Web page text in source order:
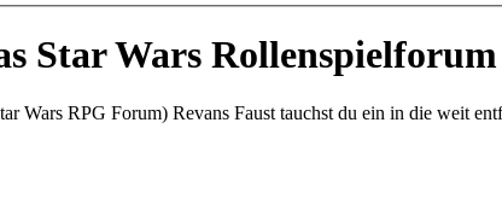
Star Wars Rollenspielforum
Wars RPG Forum) Revans Faust tauchst du ein in die weit